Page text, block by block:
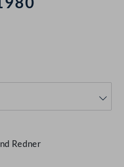
Redner